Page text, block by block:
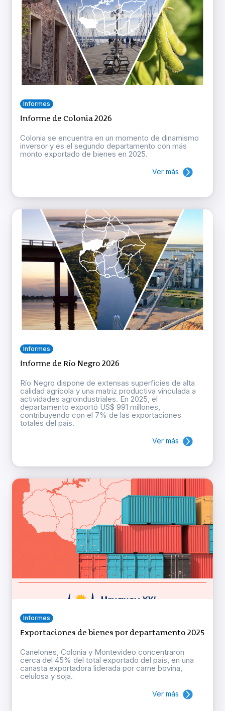
Informes
Informe de Colonia 2026
Colonia se encuentra en un momento de dinamismo
inversor y es el segundo departamento con más
monto exportado de bienes en 2025.
Ver más
Informes
Informe de Río Negro 2026
Río Negro dispone de extensas superficies de alta
calidad agrícola y una matriz productiva vinculada a
actividades agroindustriales. En 2025, el
departamento exportó US$ 991 millones,
contribuyendo con el 7% de las exportaciones
totales del país.
Ver más
Informes
Exportaciones de bienes por departamento 2025
Canelones, Colonia y Montevideo concentraron
cerca del 45% del total exportado del país, en una
canasta exportadora liderada por carne bovina,
celulosa y soja.
Ver más